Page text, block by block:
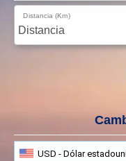
Distancia (Km)
USD - Dólar